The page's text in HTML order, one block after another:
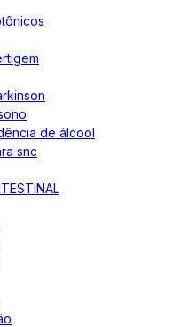
de álcool
snc